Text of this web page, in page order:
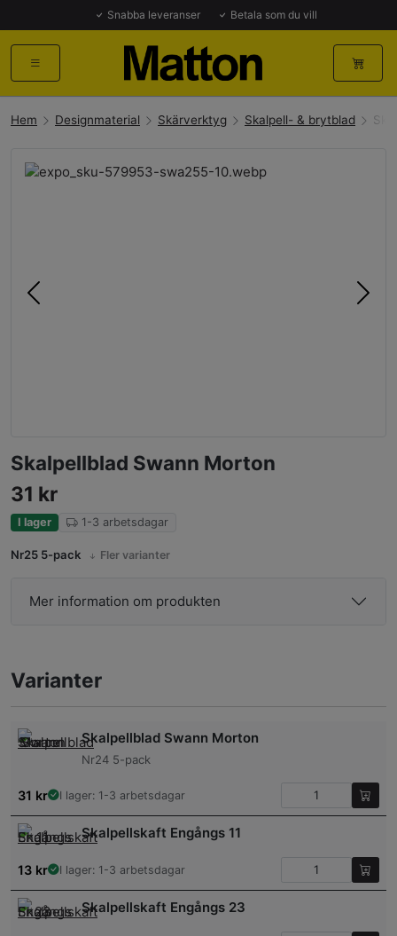
Snabba leveranser Betala som du vill
Hem Designmaterial Skärverktyg Skalpell- & brytblad
Föregående Nästa
Skalpellblad Swann Morton
31 kr
I lager 1-3 arbetsdagar
Nr25 5-pack Fler varianter
Mer information om produkten
Varianter
Skalpellblad Swann Morton
Nr24 5-pack
31 kr I lager: 1-3 arbetsdagar
Skalpellskaft Engångs 11
13 kr I lager: 1-3 arbetsdagar
Skalpellskaft Engångs 23